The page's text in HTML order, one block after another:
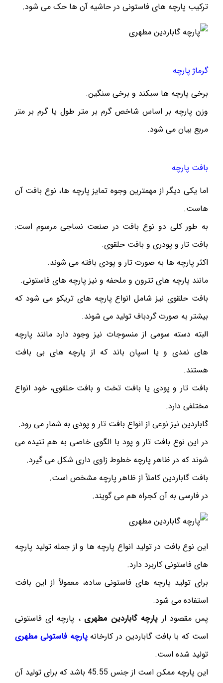
ترکیب پارچه های فاستونی در حاشیه آن ها حک می شود.
گرماژ پارچه
برخی پارچه ها سبکند و برخی سنگین.
وزن پارچه بر اساس شاخص گرم بر متر طول یا گرم بر متر
مربع بیان می شود.
بافت پارچه
اما یکی دیگر از مهمترین وجوه تمایز پارچه ها، نوع بافت آن
هاست.
به طور کلی دو نوع بافت در صنعت نساجی مرسوم است:
بافت تار و پودری و بافت حلقوی.
اکثر پارچه ها به صورت تار و پودی بافته می شوند.
مانند پارچه های تترون و ملحفه و نیز پارچه های فاستونی.
بافت حلقوی نیز شامل انواع پارچه های تریکو می شود که
بیشتر به صورت گردباف تولید می شوند.
البته دسته سومی از منسوجات نیز وجود دارد مانند پارچه
های نمدی و یا اسپان باند که از پارچه های بی بافت
هستند.
بافت تار و پودی یا بافت تخت و بافت حلقوی، خود انواع
مختلفی دارد.
گاباردین نیز نوعی از انواع بافت تار و پودی به شمار می رود.
در این نوع بافت تار و پود با الگوی خاصی به هم تنیده می
شوند که در ظاهر پارچه خطوط زاوی داری شکل می گیرد.
بافت گاباردین کاملاً از ظاهر پارچه مشخص است.
در فارسی به آن کجراه هم می گویند.
این نوع بافت در تولید انواع پارچه ها و از جمله تولید پارچه
های فاستونی کاربرد دارد.
برای تولید پارچه های فاستونی ساده، معمولاً از این بافت
استفاده می شود.
پس مقصود ار پارچه گاباردین مطهری ، پارچه ای فاستونی
است که با بافت گاباردین در کارخانهپارچه فاستونی مطهری
تولید شده است.
این پارچه ممکن است از جنس 45.55 باشد که برای تولید آن